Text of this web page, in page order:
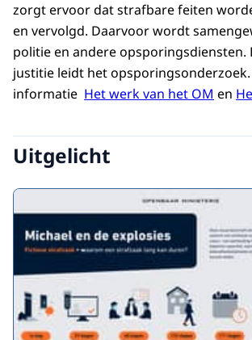
zorgt ervoor dat strafbare feiten
en vervolgd. Daarvoor wordt
politie en andere opsporingsdiensten.
justitie leidt het
informatie Het werk van het OM en
Uitgelicht